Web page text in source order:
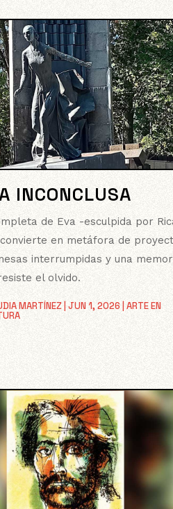
INCONCLUSA
MARTÍNEZ| JUN 1, 2026 ARTE EN
de Eva -esculpida por
en metáfora de
interrumpidas y una
el olvido.